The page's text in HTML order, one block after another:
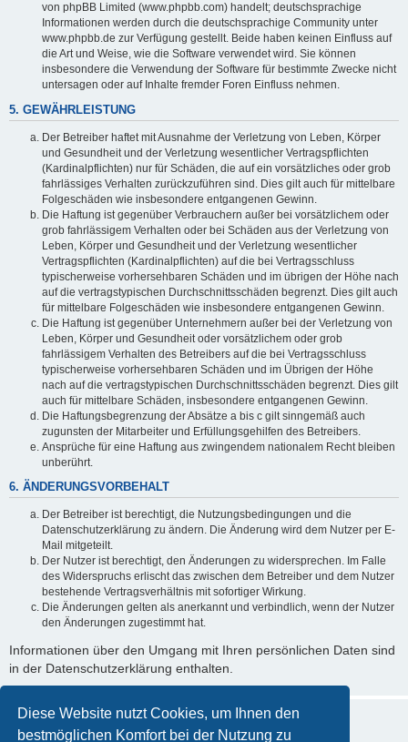
Diese Website nutzt Cookies, um Ihnen den
bestmöglichen Komfort bei der Nutzung zu
von phpBB Limited (www.phpbb.com) handelt; deutschsprachige
Informationen werden durch die deutschsprachige Community unter
www.phpbb.de zur Verfügung gestellt. Beide haben keinen Einfluss auf
die Art und Weise, wie die Software verwendet wird. Sie können
insbesondere die Verwendung der Software für bestimmte Zwecke nicht
untersagen oder auf Inhalte fremder Foren Einfluss nehmen.
5. GEWÄHRLEISTUNG
Der Betreiber haftet mit Ausnahme der Verletzung von Leben, Körper
und Gesundheit und der Verletzung wesentlicher Vertragspflichten
(Kardinalpflichten) nur für Schäden, die auf ein vorsätzliches oder grob
fahrlässiges Verhalten zurückzuführen sind. Dies gilt auch für mittelbare
Folgeschäden wie insbesondere entgangenen Gewinn.
Die Haftung ist gegenüber Verbrauchern außer bei vorsätzlichem oder
grob fahrlässigem Verhalten oder bei Schäden aus der Verletzung von
Leben, Körper und Gesundheit und der Verletzung wesentlicher
Vertragspflichten (Kardinalpflichten) auf die bei Vertragsschluss
typischerweise vorhersehbaren Schäden und im übrigen der Höhe nach
auf die vertragstypischen Durchschnittsschäden begrenzt. Dies gilt auch
für mittelbare Folgeschäden wie insbesondere entgangenen Gewinn.
Die Haftung ist gegenüber Unternehmern außer bei der Verletzung von
Leben, Körper und Gesundheit oder vorsätzlichem oder grob
fahrlässigem Verhalten des Betreibers auf die bei Vertragsschluss
typischerweise vorhersehbaren Schäden und im Übrigen der Höhe
nach auf die vertragstypischen Durchschnittsschäden begrenzt. Dies gilt
auch für mittelbare Schäden, insbesondere entgangenen Gewinn.
Die Haftungsbegrenzung der Absätze a bis c gilt sinngemäß auch
zugunsten der Mitarbeiter und Erfüllungsgehilfen des Betreibers.
Ansprüche für eine Haftung aus zwingendem nationalem Recht bleiben
unberührt.
6. ÄNDERUNGSVORBEHALT
Der Betreiber ist berechtigt, die Nutzungsbedingungen und die
Datenschutzerklärung zu ändern. Die Änderung wird dem Nutzer per E-
Mail mitgeteilt.
Der Nutzer ist berechtigt, den Änderungen zu widersprechen. Im Falle
des Widerspruchs erlischt das zwischen dem Betreiber und dem Nutzer
bestehende Vertragsverhältnis mit sofortiger Wirkung.
Die Änderungen gelten als anerkannt und verbindlich, wenn der Nutzer
den Änderungen zugestimmt hat.
Informationen über den Umgang mit Ihren persönlichen Daten sind
in der Datenschutzerklärung enthalten.